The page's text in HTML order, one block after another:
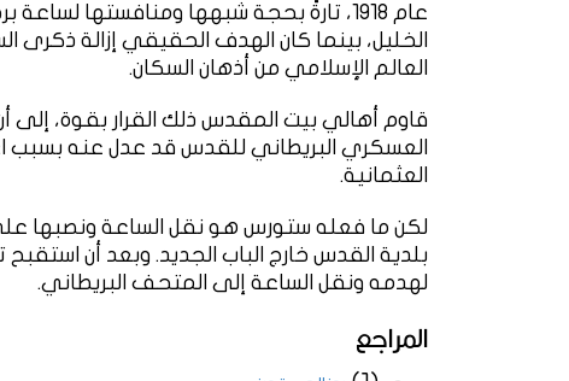
عام 1918، تارةً بحجة شبهها ومنافستها
الخليل، بينما كان الهدف الحقيقي إزالة
العالم الإسلامي من أذهان السكان.
العسكري البريطاني للقدس قد عدل عنه بسبب
العثمانية.
لكن ما فعله ستورس هو نقل الساعة ونصبها
بلدية القدس خارج الباب الجديد. وبعد أن
لهدمه ونقل الساعة إلى المتحف البريطاني.
المراجع